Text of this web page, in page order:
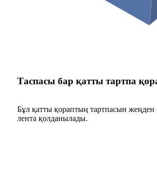
Таспасы бар қатты тартпа
Бұл қатты қораптың тартпасын
лента қолданылады.